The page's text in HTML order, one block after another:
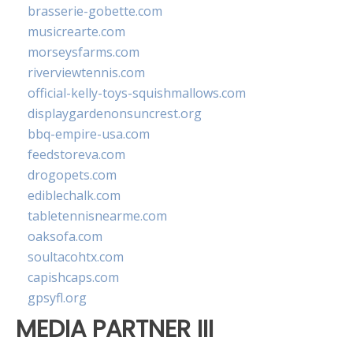
brasserie-gobette.com
musicrearte.com
morseysfarms.com
riverviewtennis.com
official-kelly-toys-squishmallows.com
displaygardenonsuncrest.org
bbq-empire-usa.com
feedstoreva.com
drogopets.com
ediblechalk.com
tabletennisnearme.com
oaksofa.com
soultacohtx.com
capishcaps.com
gpsyfl.org
MEDIA PARTNER III